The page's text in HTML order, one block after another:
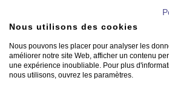
Nous utilisons des cookies
Nous pouvons les placer pour analyser les
améliorer notre site Web, afficher un contenu
une expérience inoubliable. Pour plus
nous utilisons, ouvrez les paramètres.